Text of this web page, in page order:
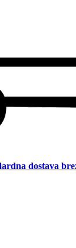
dostava